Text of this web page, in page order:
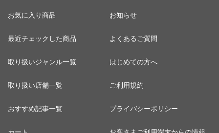
お気に入り商品
最近チェックした商品
取り扱いジャンル一覧
取り扱い店舗一覧
おすすめ記事一覧
お知らせ
よくあるご質問
はじめての方へ
ご利用規約
プライバシーポリシー